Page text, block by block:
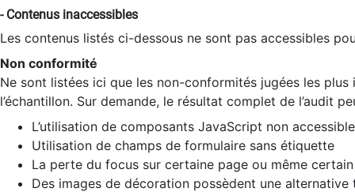
- Contenus inaccessibles
Les contenus listés ci-dessous ne sont pas accessibles
Non conformité
Ne sont listées ici que les non-conformités jugées les
l’échantillon. Sur demande, le résultat complet de l’audit
L’utilisation de composants JavaScript non
Utilisation de champs de formulaire sans étiquette
La perte du focus sur certaine page ou même
Des images de décoration possèdent une alternative